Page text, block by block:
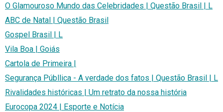
O Glamouroso Mundo das Celebridades | Questão Brasil | L
ABC de Natal | Questão Brasil
Gospel Brasil | L
Vila Boa | Goiás
Cartola de Primeira |
Segurança Públlica - A verdade dos fatos | Questão Brasil | L
Rivalidades históricas | Um retrato da nossa história
Eurocopa 2024 | Esporte e Notícia